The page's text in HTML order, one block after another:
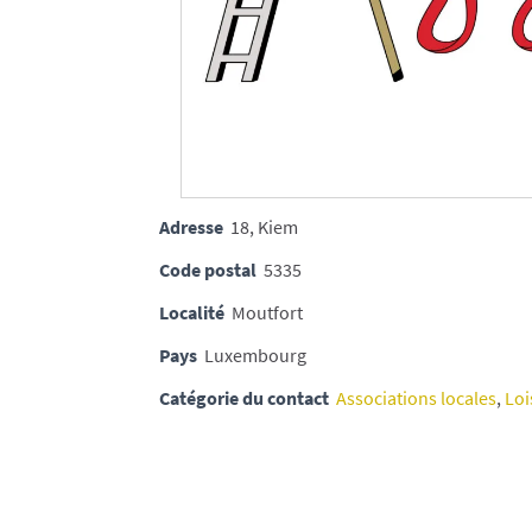
Adresse 18, Kiem
Code postal 5335
Localité Moutfort
Pays Luxembourg
Catégorie du contact Associations locales,